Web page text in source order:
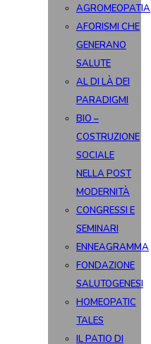
AGROMEOPATIA
AFORISMI CHE
GENERANO
SALUTE
AL DI LÀ DEI
PARADIGMI
BIO –
COSTRUZIONE
SOCIALE
NELLA POST
MODERNITÀ
CONGRESSI E
SEMINARI
ENNEAGRAMMA
FONDAZIONE
SALUTOGENESI
HOMEOPATIC
TALES
IL PATIO DI